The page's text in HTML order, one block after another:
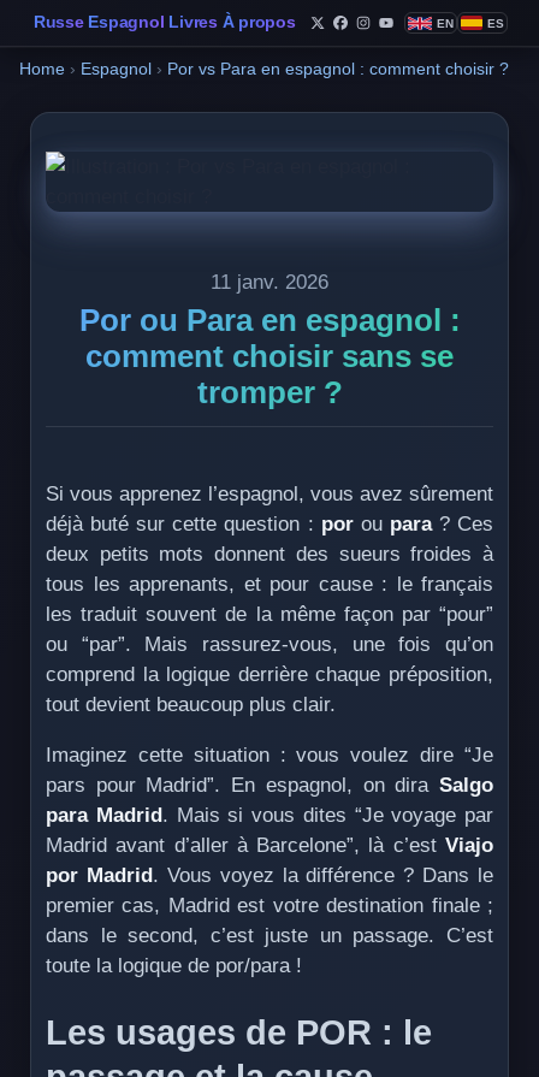
Russe Espagnol Livres À propos
Follow Philippe de Foy
Follow Philippe de
Follow Philippe de
Follow Philippe
EN ES
Home › Espagnol › Por vs Para en espagnol : comment choisir ?
11 janv. 2026
Por ou Para en espagnol :
comment choisir sans se
tromper ?
Si vous apprenez l’espagnol, vous avez sûrement
déjà buté sur cette question : porou para? Ces
deux petits mots donnent des sueurs froides à
tous les apprenants, et pour cause : le français
les traduit souvent de la même façon par “pour”
ou “par”. Mais rassurez-vous, une fois qu’on
comprend la logique derrière chaque préposition,
tout devient beaucoup plus clair.
Imaginez cette situation : vous voulez dire “Je
pars pour Madrid”. En espagnol, on dira Salgo
para Madrid. Mais si vous dites “Je voyage par
Madrid avant d’aller à Barcelone”, là c’est Viajo
por Madrid. Vous voyez la différence ? Dans le
premier cas, Madrid est votre destination finale ;
dans le second, c’est juste un passage. C’est
toute la logique de por/para !
Les usages de POR : le